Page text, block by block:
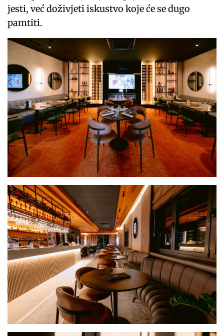
jesti, već doživjeti iskustvo koje će se dugo
pamtiti.